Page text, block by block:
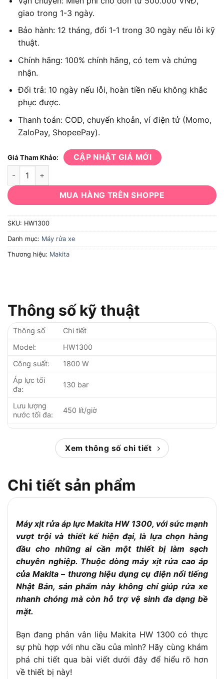
giao trong 1-3 ngày.
Bảo hành: 12 tháng, đổi 1-1 trong 30 ngày nếu lỗi kỹ
thuật.
Chính hãng: 100% chính hãng, có tem và chứng
nhận.
Đổi trả: 10 ngày nếu lỗi, hoàn tiền nếu không khắc
phục được.
Thanh toán: COD, chuyển khoản, ví điện tử (Momo,
ZaloPay, ShopeePay).
Giá Tham Khảo: CẬP NHẬT GIÁ MỚI
Máy xịt rửa áp lực Makita HW1300 chuyên rửa xe công suất
MUA HÀNG TRÊN SHOPPE
SKU: HW1300
Danh mục: Máy rửa xe
Thương hiệu: Makita
Thông số kỹ thuật
Thông số
Chi tiết
Model:
HW1300
Công suất:
1800 W
Áp lực tối
đa:
130 bar
Lưu lượng
nước tối đa:
450 lít/giờ
Chiều dài
Trọng
lượng:
12.7 kg
Phụ kiện đi
kèm:
Súng xịt, đầu nối nhanh, đầu xịt dạng xoáy,
đầu xịt ngắn, bình chứa xà phòng
Xuất xứ:
Nhật Bản
Bảo hành:
6 tháng
Xem thông số chi tiết
Chi tiết sản phẩm
Máy xịt rửa áp lực Makita HW 1300, với sức mạnh
vượt trội và thiết kế hiện đại, là lựa chọn hàng
đầu cho những ai cần một thiết bị làm sạch
chuyên nghiệp. Thuộc dòng máy xịt rửa cao áp
của Makita – thương hiệu dụng cụ điện nổi tiếng
Nhật Bản, sản phẩm này không chỉ giúp rửa xe
nhanh chóng mà còn hỗ trợ vệ sinh đa dạng bề
mặt.
Bạn đang phân vân liệu Makita HW 1300 có thực
sự phù hợp với nhu cầu của mình? Hãy cùng khám
phá chi tiết qua bài viết dưới đây để hiểu rõ hơn
về thiết bị này!